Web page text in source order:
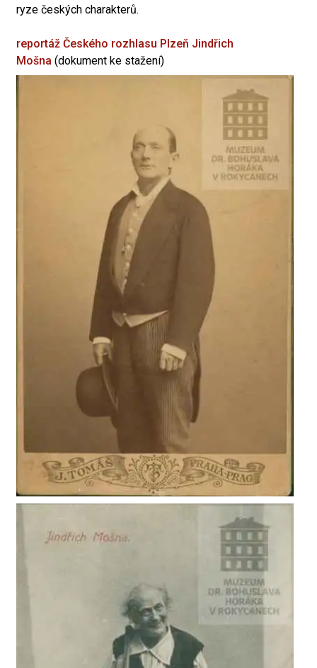
ryze českých charakterů.
reportáž Českého rozhlasu Plzeň Jindřich
Mošna (dokument ke stažení)